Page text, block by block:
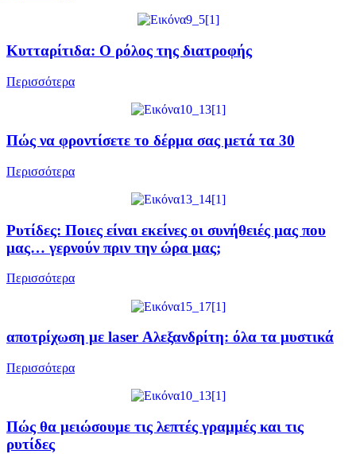
Kυτταρίτιδα: Ο ρόλος της διατροφής
Περισσότερα
Πώς να φροντίσετε το δέρμα σας μετά τα 30
Περισσότερα
Ρυτίδες: Ποιες είναι εκείνες οι συνήθειές μας που
μας… γερνούν πριν την ώρα μας;
Περισσότερα
αποτρίχωση με laser Αλεξανδρίτη: όλα τα μυστικά
Περισσότερα
Πώς θα μειώσουμε τις λεπτές γραμμές και τις
ρυτίδες